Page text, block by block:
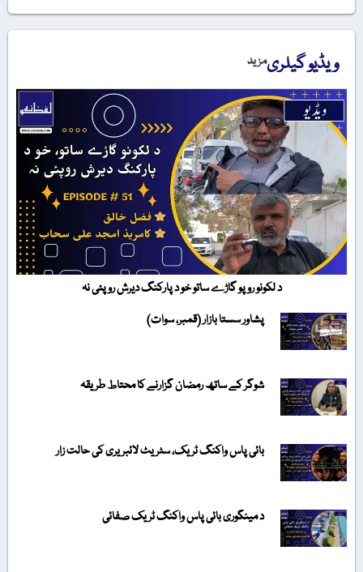
ویڈیو گیلریمزید
د لکونو روپو گاڑے ساتو خو د پارکنگ دیرش روپئی نہ
پشاور سستا بازار (قمبر، سوات)
شوگر کے ساتھ رمضان گزارنے کا محتاط طریقہ
بائی پاس واکنگ ٹریک، سٹریٹ لائبریری کی حالت زار
د مینگوری بائی پاس واکنگ ٹریک صفائی